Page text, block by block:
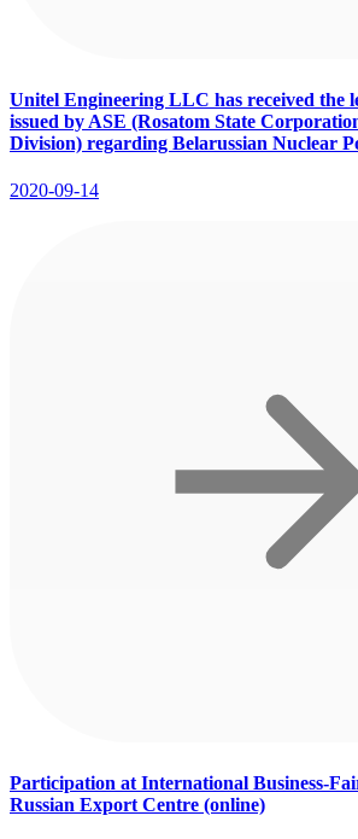
Unitel Engineering LLC has received the
issued by ASE (Rosatom State
Division) regarding Belarussian Nuclear
2020-09-14
Participation at International Business-
Russian Export Centre (online)